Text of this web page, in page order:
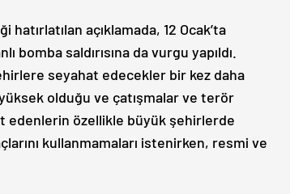
hatırlatılan açıklamada, 12 Ocak’ta
bomba saldırısına da vurgu yapıldı.
seyahat edecekler bir kez daha
olduğu ve çatışmalar ve terör
edenlerin özellikle büyük şehirlerde
kullanmamaları istenirken, resmi ve